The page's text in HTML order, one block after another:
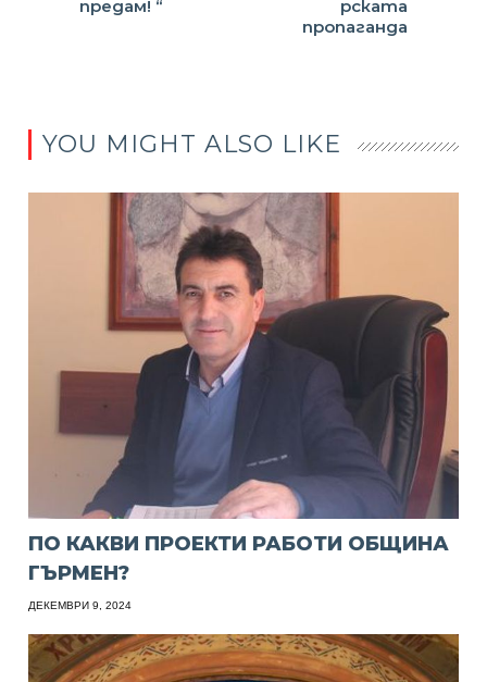
предам! “
рската
пропаганда
YOU MIGHT ALSO LIKE
ПО КАКВИ ПРОЕКТИ РАБОТИ ОБЩИНА
ГЪРМЕН?
ДЕКЕМВРИ 9, 2024